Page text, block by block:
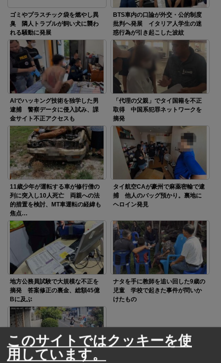
ゴミやプラスチック袋を燃やし異
臭 隣人トラブルが飼い犬に襲わ
れる騒動に発展
BTS車内の口論が外交・公的制度
批判へ発展 イタリア人学生の迷
惑行為が引き起こした波紋
AIでハッキング技術を独学した男
逮捕 警察データに侵入試み、課
金サイト不正アクセスも
「代理の父親」でタイ国籍を不正
取得 中国系犯罪ネットワークを
摘発
11歳少年が運転する車が修行僧の
列に突入し10人死亡 両親への法
的措置を検討、MT車運転の経緯も
焦点…
タイ航空CAが豪州で麻薬密輸で逮
捕 他人のバッグ預かり。裏地に
ヘロイン発見
地方公務員試験で大規模な不正を
摘発 答案修正の裏金、総額45億
Bに及ぶ
ナタを手に教師を追い回した9歳の
児童 学校で起きた事件が問いか
けたもの
このサイトではクッキーを使
用しています。